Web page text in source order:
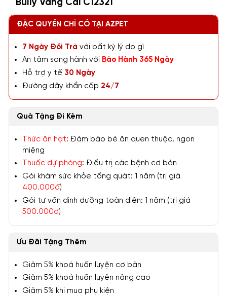
Bully Vàng Cái C12321
ĐẶC QUYỀN CHỈ CÓ TẠI AZPET
7 Ngày Đổi Trả với bất kỳ lý do gì
An tâm song hành với Bảo Hành 365 Ngày
Hỗ trợ y tế 30 Ngày
Đường dây khẩn cấp 24/7
Quà Tặng Đi Kèm
Thức ăn hạt: Đảm bảo bé ăn quen thuộc, ngon
miệng
Thuốc dự phòng: Điều trị các bệnh cơ bản
Gói khám sức khỏe tổng quát: 1 năm (trị giá
400.000đ)
Gói tư vấn dinh dưỡng toàn diện: 1 năm (trị giá
500.000đ)
Ưu Đãi Tặng Thêm
Giảm 5% khoá huấn luyện cơ bản
Giảm 5% khoá huấn luyện nâng cao
Giảm 5% khi mua phụ kiện